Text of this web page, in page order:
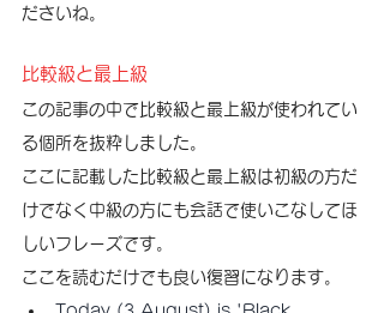
ださいね。
比較級と最上級
この記事の中で比較級と最上級が使われてい
る個所を抜粋しました。
ここに記載した比較級と最上級は初級の方だ
けでなく中級の方にも会話で使いこなしてほ
しいフレーズです。
ここを読むだけでも良い復習になります。